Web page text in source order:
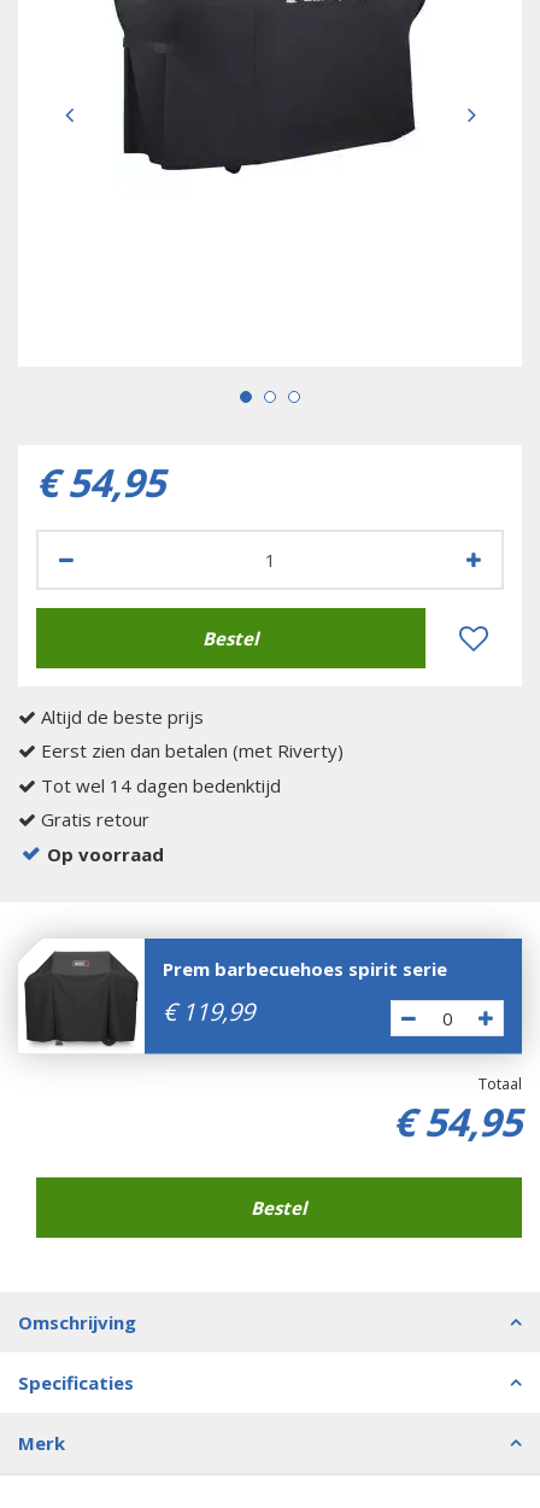
€ 54,95
Altijd de beste prijs
Eerst zien dan betalen (met Riverty)
Tot wel 14 dagen bedenktijd
Gratis retour
Op voorraad
Prem barbecuehoes spirit serie
€ 119,99
Totaal
€ 54,95
Omschrijving
Specificaties
Merk